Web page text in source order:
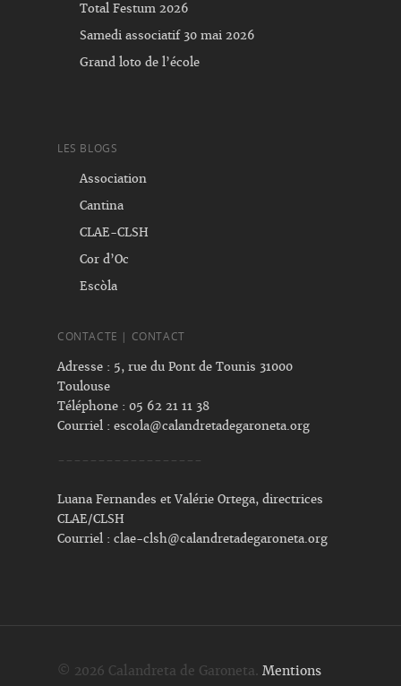
Total Festum 2026
Samedi associatif 30 mai 2026
Grand loto de l’école
LES BLOGS
Association
Cantina
CLAE-CLSH
Cor d’Oc
Escòla
CONTACTE | CONTACT
Adresse : 5, rue du Pont de Tounis 31000
Toulouse
Téléphone : 05 62 21 11 38
Courriel : escola@calandretadegaroneta.org
------------------
Luana Fernandes et Valérie Ortega, directrices
CLAE/CLSH
Courriel : clae-clsh@calandretadegaroneta.org
© 2026 Calandreta de Garoneta. Mentions